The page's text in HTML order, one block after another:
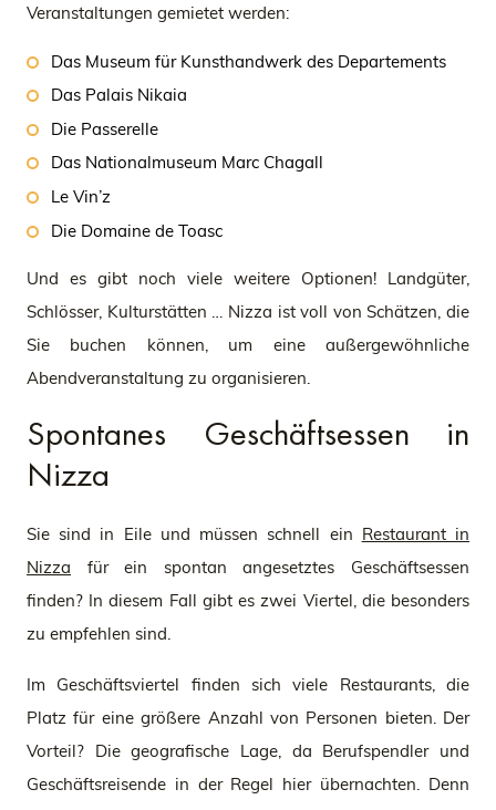
Veranstaltungen gemietet werden:
Das Museum für Kunsthandwerk des Departements
Das Palais Nikaia
Die Passerelle
Das Nationalmuseum Marc Chagall
Le Vin’z
Die Domaine de Toasc
Und es gibt noch viele weitere Optionen! Landgüter,
Schlösser, Kulturstätten … Nizza ist voll von Schätzen, die
Sie buchen können, um eine außergewöhnliche
Abendveranstaltung zu organisieren.
Spontanes Geschäftsessen in
Nizza
Sie sind in Eile und müssen schnell ein Restaurant in
Nizza für ein spontan angesetztes Geschäftsessen
finden? In diesem Fall gibt es zwei Viertel, die besonders
zu empfehlen sind.
Im Geschäftsviertel finden sich viele Restaurants, die
Platz für eine größere Anzahl von Personen bieten. Der
Vorteil? Die geografische Lage, da Berufspendler und
Geschäftsreisende in der Regel hier übernachten. Denn